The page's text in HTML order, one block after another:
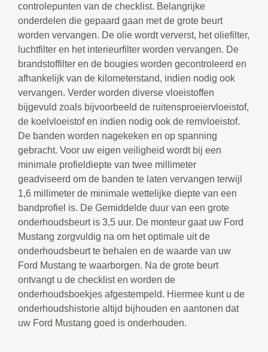
controlepunten van de checklist. Belangrijke
onderdelen die gepaard gaan met de grote beurt
worden vervangen. De olie wordt ververst, het oliefilter,
luchtfilter en het interieurfilter worden vervangen. De
brandstoffilter en de bougies worden gecontroleerd en
afhankelijk van de kilometerstand, indien nodig ook
vervangen. Verder worden diverse vloeistoffen
bijgevuld zoals bijvoorbeeld de ruitensproeiervloeistof,
de koelvloeistof en indien nodig ook de remvloeistof.
De banden worden nagekeken en op spanning
gebracht. Voor uw eigen veiligheid wordt bij een
minimale profieldiepte van twee millimeter
geadviseerd om de banden te laten vervangen terwijl
1,6 millimeter de minimale wettelijke diepte van een
bandprofiel is. De Gemiddelde duur van een grote
onderhoudsbeurt is 3,5 uur. De monteur gaat uw Ford
Mustang zorgvuldig na om het optimale uit de
onderhoudsbeurt te behalen en de waarde van uw
Ford Mustang te waarborgen. Na de grote beurt
ontvangt u de checklist en worden de
onderhoudsboekjes afgestempeld. Hiermee kunt u de
onderhoudshistorie altijd bijhouden en aantonen dat
uw Ford Mustang goed is onderhouden.